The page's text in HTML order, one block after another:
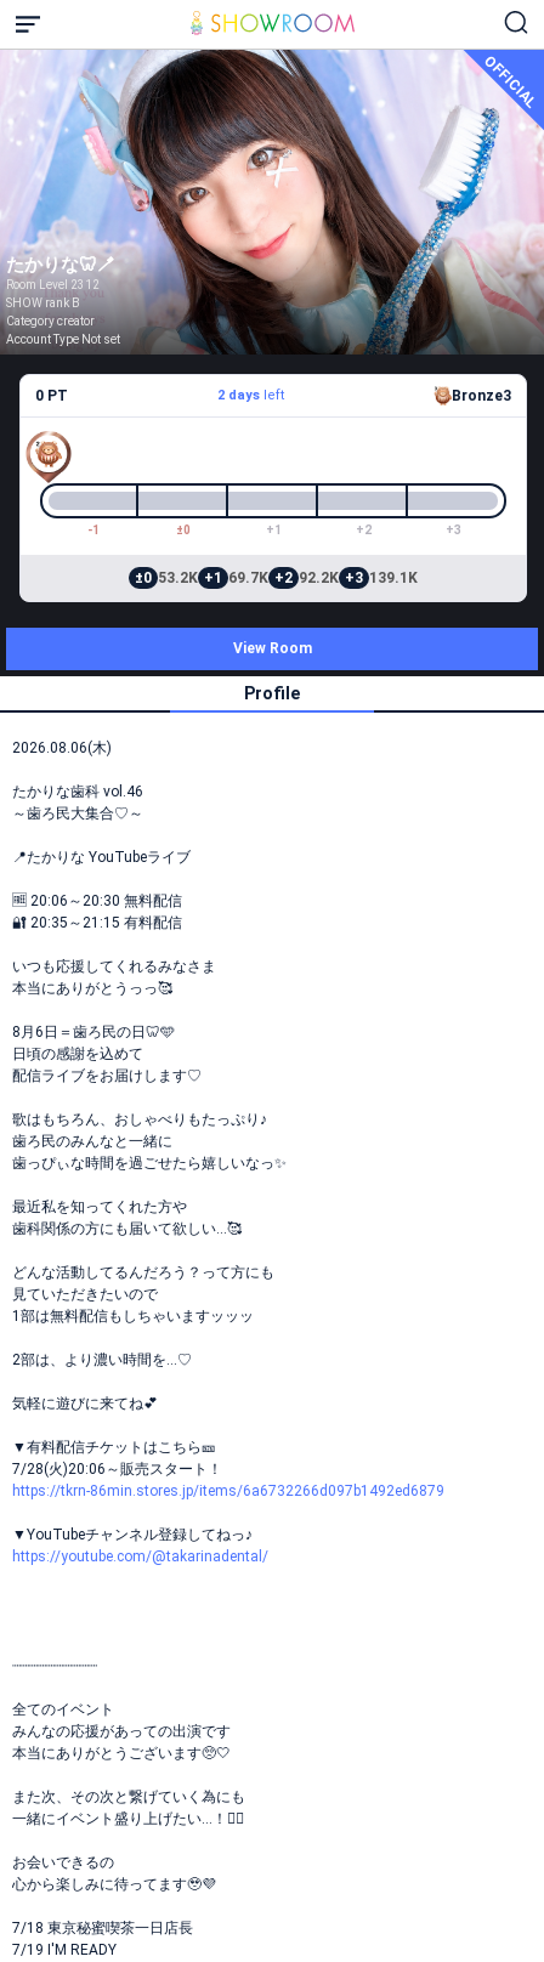
OFFICIAL
たかりな🦷🪥
Room Level 2312
SHOW rank B
Category creator
Account Type Not set
0 PT 2 days left Bronze3
-1 ±0 +1 +2 +3
±0 53.2K +1 69.7K +2 92.2K +3 139.1K
View Room
Profile
2026.08.06(木)
たかりな歯科 vol.46
～歯ろ民大集合♡～
📍たかりな YouTubeライブ
🆓 20:06～20:30 無料配信
🔐 20:35～21:15 有料配信
いつも応援してくれるみなさま
本当にありがとうっっ🥰
8月6日＝歯ろ民の日🦷🩵
日頃の感謝を込めて
配信ライブをお届けします♡
歌はもちろん、おしゃべりもたっぷり♪
歯ろ民のみんなと一緒に
歯っぴぃな時間を過ごせたら嬉しいなっ✨
最近私を知ってくれた方や
歯科関係の方にも届いて欲しい…🥰
どんな活動してるんだろう？って方にも
見ていただきたいので
1部は無料配信もしちゃいますッッッ
2部は、より濃い時間を…♡
気軽に遊びに来てね💕
▼有料配信チケットはこちら🎫
7/28(火)20:06～販売スタート！
https://tkrn-86min.stores.jp/items/6a6732266d097b1492ed6879
▼YouTubeチャンネル登録してねっ♪
https://youtube.com/@takarinadental/
┈┈┈┈┈┈┈┈┈┈
全てのイベント
みんなの応援があっての出演です
本当にありがとうございます🥺🤍
また次、その次と繋げていく為にも
一緒にイベント盛り上げたい…！❤️‍🔥
お会いできるの
心から楽しみに待ってます🥹💜
7/18 東京秘蜜喫茶一日店長
7/19 I'M READY